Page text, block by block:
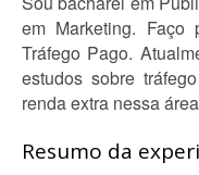
em Marketing. Faço
Tráfego Pago.
estudos sobre
renda extra nessa
Resumo da